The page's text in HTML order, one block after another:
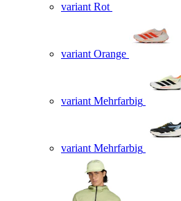
variant Rot
variant Orange
variant Mehrfarbig
variant Mehrfarbig